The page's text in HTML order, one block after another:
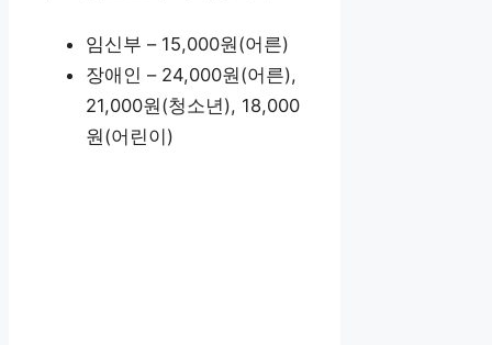
임신부 – 15,000원(어른)
장애인 – 24,000원(어른),
21,000원(청소년), 18,000
원(어린이)